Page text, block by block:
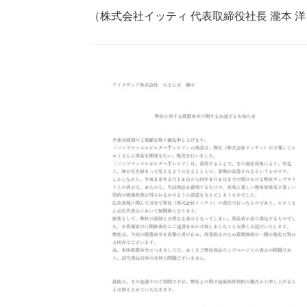
（株式会社イッティ 代表取締役社⾧ 瀧本